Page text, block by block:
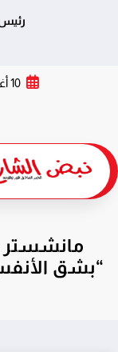
10 أغسطس، 2026
مانشستر
“بشق